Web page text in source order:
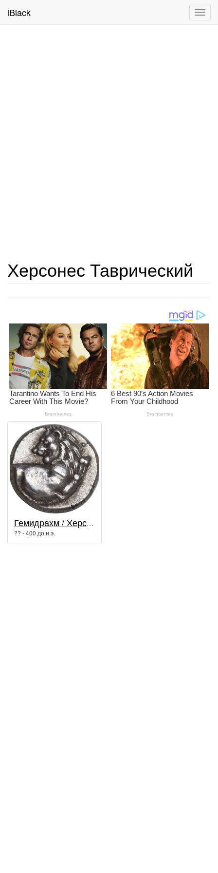
iBlack
Херсонес Таврический
Гемидрахм / Херсонес Таврический
?? - 400 до н.э.